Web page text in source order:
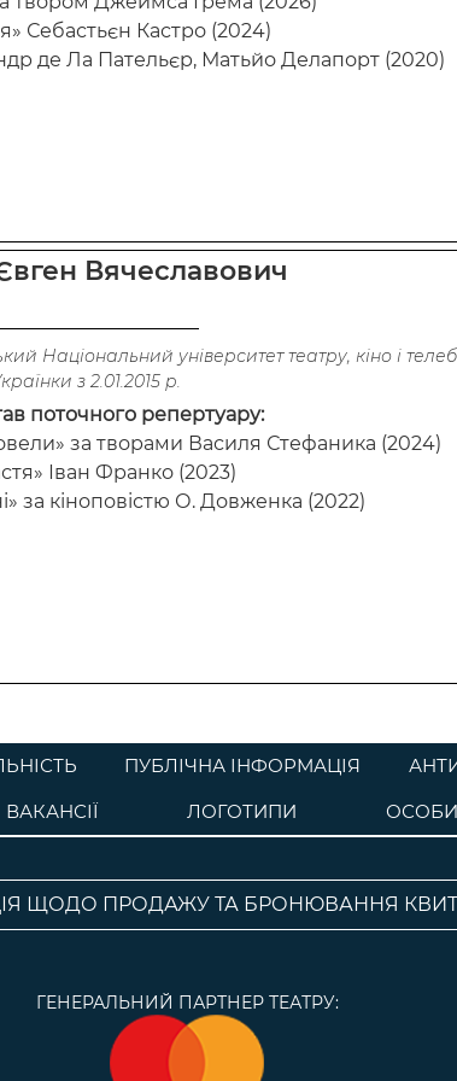
Себастьєн Кастро (2024)
де Ла Пательєр, Матьйо Делапорт (2020)
Вячеславович
Національний університет театру, кіно і
з 2.01.2015 р.
поточного репертуару:
за творами Василя Стефаника (2024)
Іван Франко (2023)
за кіноповістю О. Довженка (2022)
ПУБЛІЧНА ІНФОРМАЦІЯ
ВАКАНСІЇ ЛОГОТИПИ
ЩОДО ПРОДАЖУ ТА БРОНЮВАННЯ
ГЕНЕРАЛЬНИЙ ПАРТНЕР ТЕАТРУ: